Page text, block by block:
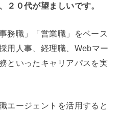
２０代が望ましいです。
務職」「営業職」をベース
用人事、経理職、Webマー
といったキャリアパスを実
エージェントを活用すると